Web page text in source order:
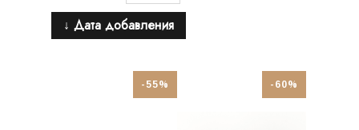
↓ Дата добавления
-55% -60%